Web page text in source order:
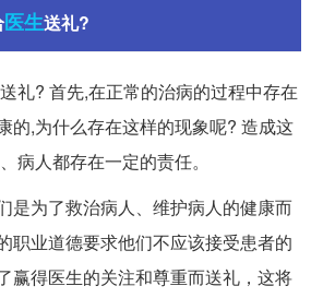
医生送礼?
礼? 首先,在正常的治病的过程中存在
的,为什么存在这样的现象呢? 造成这
病人都存在一定的责任。
是为了救治病人、维护病人的健康而
职业道德要求他们不应该接受患者的
赢得医生的关注和尊重而送礼，这将